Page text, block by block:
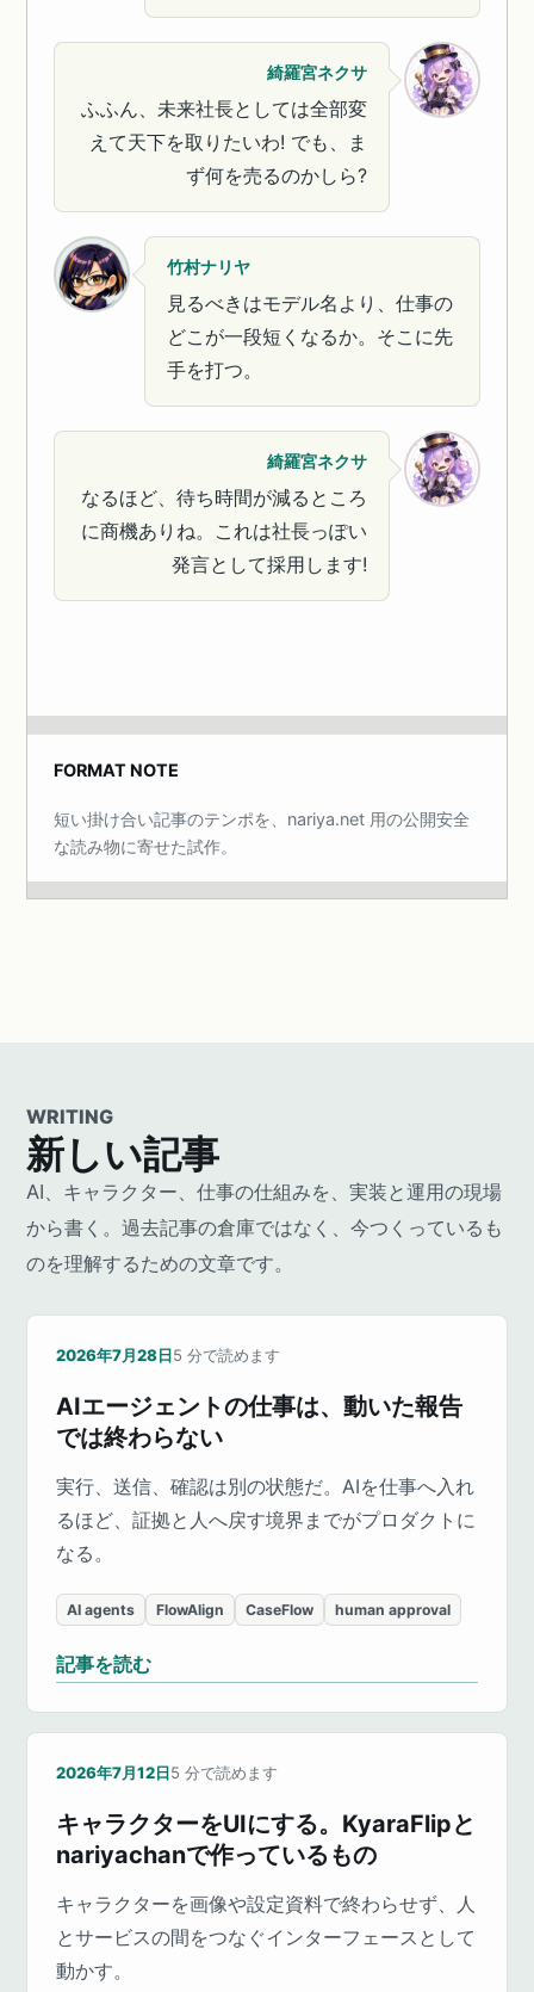
綺羅宮ネクサ
ふふん、未来社長としては全部変
えて天下を取りたいわ! でも、ま
ず何を売るのかしら?
竹村ナリヤ
見るべきはモデル名より、仕事の
どこが一段短くなるか。そこに先
手を打つ。
綺羅宮ネクサ
なるほど、待ち時間が減るところ
に商機ありね。これは社長っぽい
発言として採用します!
FORMAT NOTE
短い掛け合い記事のテンポを、nariya.net 用の公開安全
な読み物に寄せた試作。
WRITING
新しい記事
AI、キャラクター、仕事の仕組みを、実装と運用の現場
から書く。過去記事の倉庫ではなく、今つくっているも
のを理解するための文章です。
2026年7月28日5 分で読めます
AIエージェントの仕事は、動いた報告
では終わらない
実行、送信、確認は別の状態だ。AIを仕事へ入れ
るほど、証拠と人へ戻す境界までがプロダクトに
なる。
AI agents FlowAlign CaseFlow human approval
記事を読む
2026年7月12日5 分で読めます
キャラクターをUIにする。KyaraFlipと
nariyachanで作っているもの
キャラクターを画像や設定資料で終わらせず、人
とサービスの間をつなぐインターフェースとして
動かす。